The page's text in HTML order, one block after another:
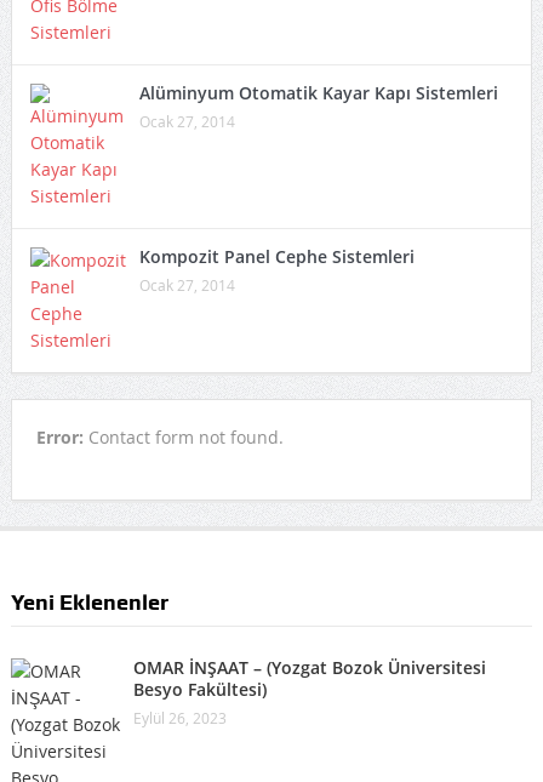
Alüminyum Otomatik Kayar Kapı Sistemleri
Ocak 27, 2014
Kompozit Panel Cephe Sistemleri
Ocak 27, 2014
Error: Contact form not found.
Yeni Eklenenler
OMAR İNŞAAT – (Yozgat Bozok Üniversitesi
Besyo Fakültesi)
Eylül 26, 2023